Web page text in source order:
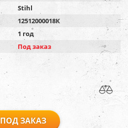
Stihl
12512000018К
1 год
Под заказ
ПОД ЗАКАЗ